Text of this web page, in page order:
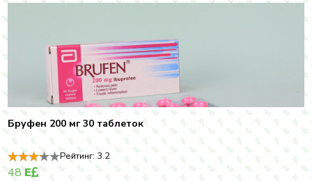
Бруфен 200 мг 30 таблеток
Рейтинг: 3.2
48E